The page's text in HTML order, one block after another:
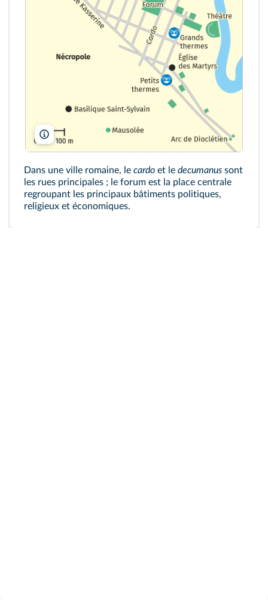
Wikipédia
Dans une ville romaine, le cardo et le decumanus sont
les rues principales ; le forum est la place centrale
regroupant les principaux bâtiments politiques,
religieux et économiques.